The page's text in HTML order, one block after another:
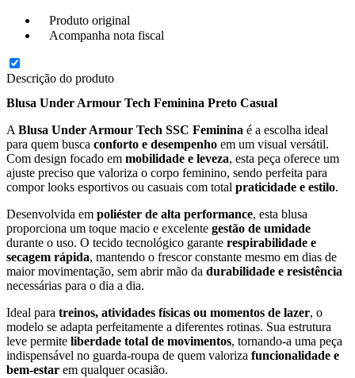
Produto original
Acompanha nota fiscal
Descrição do produto
Blusa Under Armour Tech Feminina Preto Casual
A Blusa Under Armour Tech SSC Feminina é a escolha ideal
para quem busca conforto e desempenho em um visual versátil.
Com design focado em mobilidade e leveza, esta peça oferece um
ajuste preciso que valoriza o corpo feminino, sendo perfeita para
compor looks esportivos ou casuais com total praticidade e estilo.
Desenvolvida em poliéster de alta performance, esta blusa
proporciona um toque macio e excelente gestão de umidade
durante o uso. O tecido tecnológico garante respirabilidade e
secagem rápida, mantendo o frescor constante mesmo em dias de
maior movimentação, sem abrir mão da durabilidade e resistência
necessárias para o dia a dia.
Ideal para treinos, atividades físicas ou momentos de lazer, o
modelo se adapta perfeitamente a diferentes rotinas. Sua estrutura
leve permite liberdade total de movimentos, tornando-a uma peça
indispensável no guarda-roupa de quem valoriza funcionalidade e
bem-estar em qualquer ocasião.